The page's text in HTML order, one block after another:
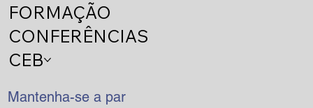
FORMAÇÃO
CONFERÊNCIAS
CEB
Mantenha-se a par